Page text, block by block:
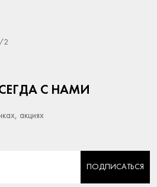
2
С НАМИ
акциях
ПОДПИСАТЬСЯ